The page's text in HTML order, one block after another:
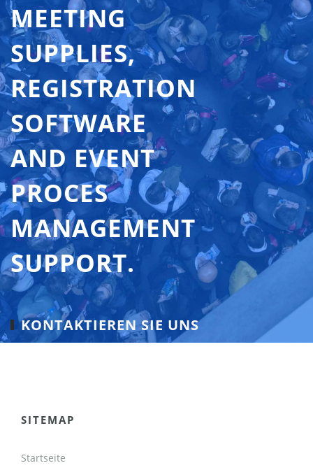
MEETING
SUPPLIES,
REGISTRATION
SOFTWARE
AND EVENT
PROCES
MANAGEMENT
SUPPORT.
KONTAKTIEREN SIE UNS
SITEMAP
Startseite